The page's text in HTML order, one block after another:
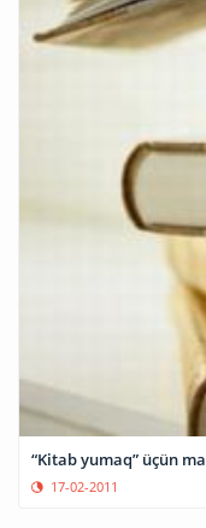
“Kitab yumaq” üçün
17-02-2011